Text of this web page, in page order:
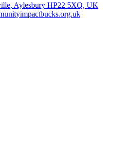
Aylesbury HP22 5XQ, UK